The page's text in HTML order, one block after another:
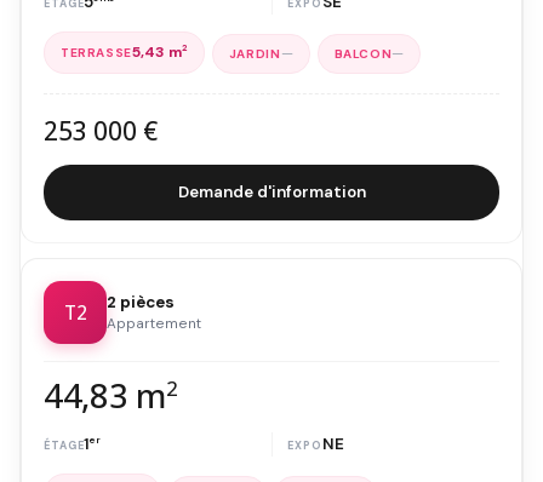
5,43 m2 — —
253 000 €
Demande d'information
T2 2 pièces
Appartement
44,83 m2
1er NE